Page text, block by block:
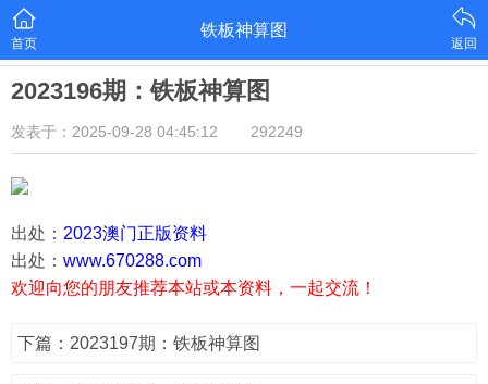
首页
铁板神算图
返回
2023196期：铁板神算图
发表于：2025-09-28 04:45:12 292249
出处： 2023澳门正版资料
出处： www.670288.com
欢迎向您的朋友推荐本站或本资料，一起交流！
下篇：2023197期：铁板神算图